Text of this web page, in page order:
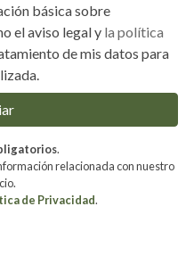
protección de datos asi como el aviso legal y la política
de mis datos para
.
relacionada con nuestro
de Privacidad.